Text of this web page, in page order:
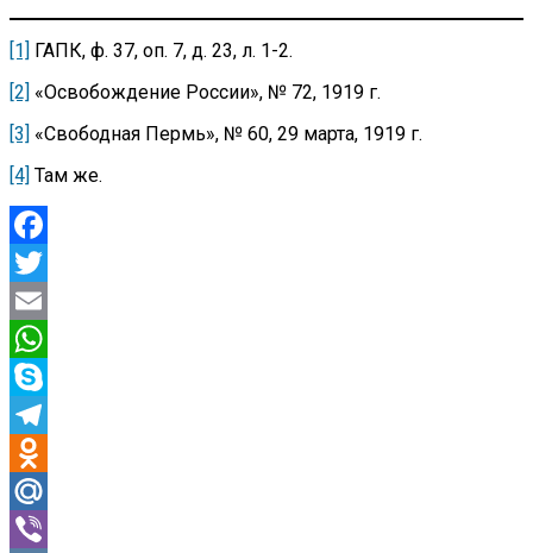
[1] ГАПК, ф. 37, оп. 7, д. 23, л. 1-2.
[2] «Освобождение России», № 72, 1919 г.
[3] «Свободная Пермь», № 60, 29 марта, 1919 г.
[4] Там же.
Facebook
Twitter
Email
WhatsApp
Skype
Telegram
Odnoklassniki
Mail.Ru